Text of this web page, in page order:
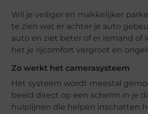
Wil je veiliger en makkelijker
te zien wat er achter je auto
auto en ziet beter of er iemand of
het je rijcomfort vergroot en
Zo werkt het camerasysteem
Het systeem wordt meestal
beeld direct op een scherm in je
hulplijnen die helpen inschatten